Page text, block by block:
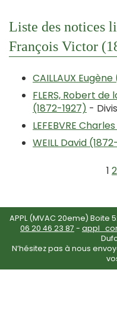
Liste des notices
François Victor
CAILLAUX
FLERS, Robert de
(1872-1927) -
LEFEBVRE
WEILL David
1 2
APPL (MVAC 20eme) Boite
06 20 46 23 87 -
N’hésitez pas à nous